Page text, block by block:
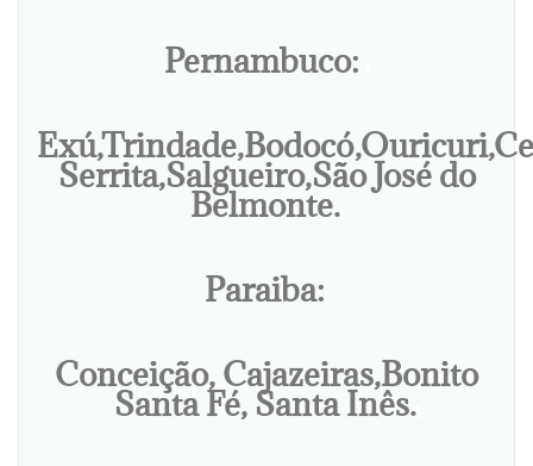
Pernambuco:
Serrita,Salgueiro,São José do
Belmonte.
Paraiba:
Conceição, Cajazeiras,Bonito
Santa Fé, Santa Inês.